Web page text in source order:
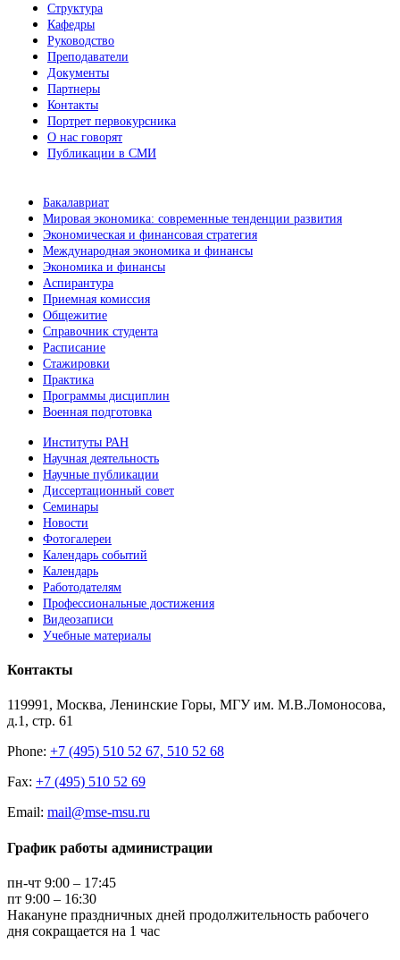
Структура
Кафедры
Руководство
Преподаватели
Документы
Партнеры
Контакты
Портрет первокурсника
О нас говорят
Публикации в СМИ
Бакалавриат
Мировая экономика: современные тенденции развития
Экономическая и финансовая стратегия
Международная экономика и финансы
Экономика и финансы
Аспирантура
Приемная комиссия
Общежитие
Справочник студента
Расписание
Стажировки
Практика
Программы дисциплин
Военная подготовка
Институты РАН
Научная деятельность
Научные публикации
Диссертационный совет
Семинары
Новости
Фотогалереи
Календарь событий
Календарь
Работодателям
Профессиональные достижения
Видеозаписи
Учебные материалы
Контакты
119991, Москва, Ленинские Горы, МГУ им. М.В.Ломоносова,
д.1, стр. 61
Phone: +7 (495) 510 52 67, 510 52 68
Fax: +7 (495) 510 52 69
Email: mail@mse-msu.ru
График работы администрации
пн-чт 9:00 – 17:45
пт 9:00 – 16:30
Накануне праздничных дней продолжительность рабочего
дня сокращается на 1 час